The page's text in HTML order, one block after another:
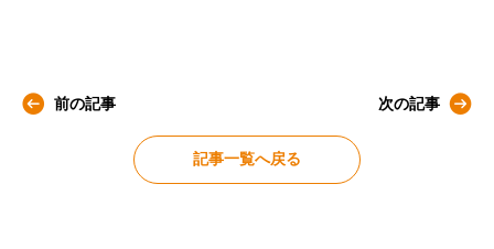
前の記事
記事一覧へ戻る
次の記事